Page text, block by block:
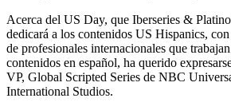
Acerca del US Day, que Iberseries &
dedicará a los contenidos US Hispanics,
de profesionales internacionales que
contenidos en español, ha querido
VP, Global Scripted Series de NBC
International Studios.